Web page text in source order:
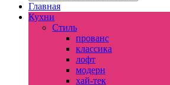
Главная
Кухни
Стиль
прованс
классика
лофт
модерн
хай-тек